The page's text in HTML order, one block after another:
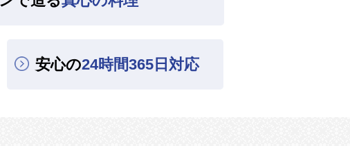
安心の24時間365日対応